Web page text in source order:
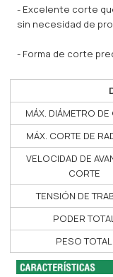
- Excelente corte
sin necesidad de
- Forma de corte
MÁX. DIÁMETRO DE
MÁX. CORTE DE
VELOCIDAD DE
CORTE
TENSIÓN DE
PODER TOTAL
PESO TOTAL